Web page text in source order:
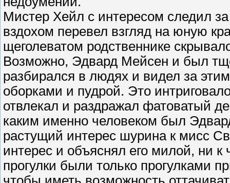
Мистер Хейл с интересом следил
вздохом перевел взгляд на юную
щеголеватом родственнике
Возможно, Эдвард Мейсен и был
разбирался в людях и видел за
оборками и пудрой. Это
отвлекал и раздражал фатоватый
каким именно человеком был
растущий интерес шурина к мисс
интерес и объяснял его милой, ни
прогулки были только прогулками